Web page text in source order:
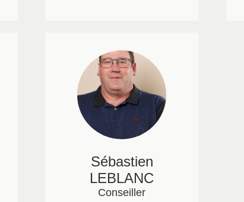
Sébastien
LEBLANC
Conseiller